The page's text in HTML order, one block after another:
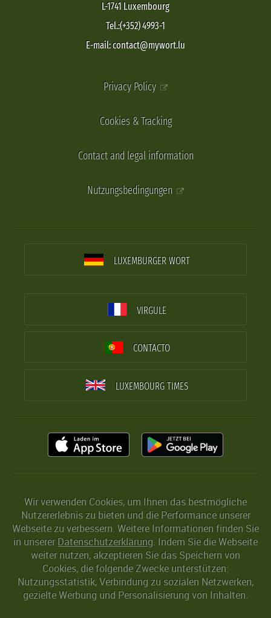
L-1741 Luxembourg
Tel.:(+352) 4993-1
E-mail: contact@mywort.lu
Privacy Policy
Cookies & Tracking
Contact and legal information
Nutzungsbedingungen
LUXEMBURGER WORT
VIRGULE
CONTACTO
LUXEMBOURG TIMES
Wir verwenden Cookies, um Ihnen das bestmögliche
Nutzererlebnis zu bieten und die Performance unserer
Webseite zu verbessern. Weitere Informationen finden Sie
in unserer Datenschutzerklärung. Indem Sie die Webseite
weiter nutzen, akzeptieren Sie das Speichern von
Cookies, die folgende Zwecke unterstützen:
Nutzungsstatistik, Verbindung zu sozialen Netzwerken,
gezielte Werbung und Personalisierung von Inhalten.